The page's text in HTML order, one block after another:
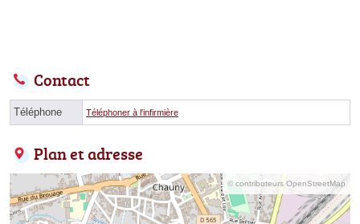
Contact
Téléphone Téléphoner à l'infirmière
Plan et adresse
© contributeurs OpenStreetMap